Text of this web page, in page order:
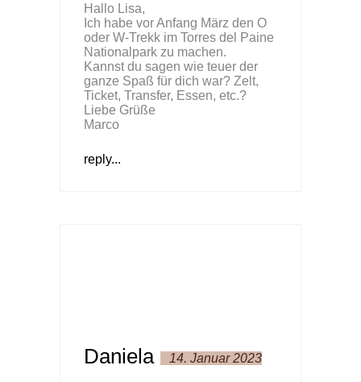
Hallo Lisa,
Ich habe vor Anfang März den O
oder W-Trekk im Torres del Paine
Nationalpark zu machen.
Kannst du sagen wie teuer der
ganze Spaß für dich war? Zelt,
Ticket, Transfer, Essen, etc.?
Liebe Grüße
Marco
reply...
Daniela 14. Januar 2023